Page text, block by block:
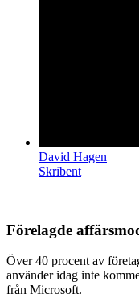
David Hagen
Skribent
Förelagde
Över 40 procent av
använder idag inte
från Microsoft.